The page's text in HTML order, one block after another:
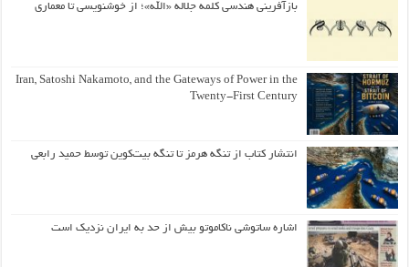
بازآفرینی هندسی کلمه جلاله «الله»؛ از خوشنویسی تا معماری
Iran, Satoshi Nakamoto, and the Gateways of Power in the
Twenty-First Century
انتشار کتاب از تنگه هرمز تا تنگه بیت‌کوین توسط حمید رابعی
اشاره ساتوشی ناکاموتو بیش از حد به ایران نزدیک است